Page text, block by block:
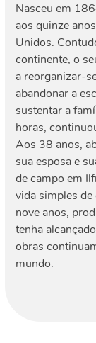
Nasceu em
aos quinze
Unidos.
continente, o
a reorganizar-
abandonar a
sustentar a
horas,
Aos 38 anos,
sua esposa e
de campo em
vida simples
nove anos,
tenha
obras
mundo.